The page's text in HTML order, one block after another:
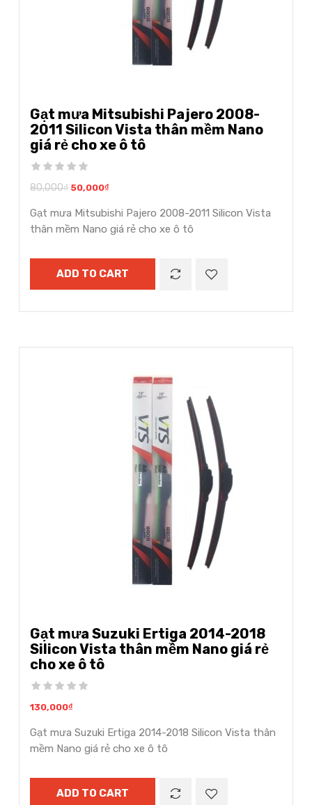
Gạt mưa Mitsubishi Pajero 2008-
2011 Silicon Vista thân mềm Nano
giá rẻ cho xe ô tô
80,000₫ 50,000₫
Gạt mưa Mitsubishi Pajero 2008-2011 Silicon Vista
thân mềm Nano giá rẻ cho xe ô tô
ADD TO CART
Gạt mưa Suzuki Ertiga 2014-2018
Silicon Vista thân mềm Nano giá rẻ
cho xe ô tô
130,000₫
Gạt mưa Suzuki Ertiga 2014-2018 Silicon Vista thân
mềm Nano giá rẻ cho xe ô tô
ADD TO CART